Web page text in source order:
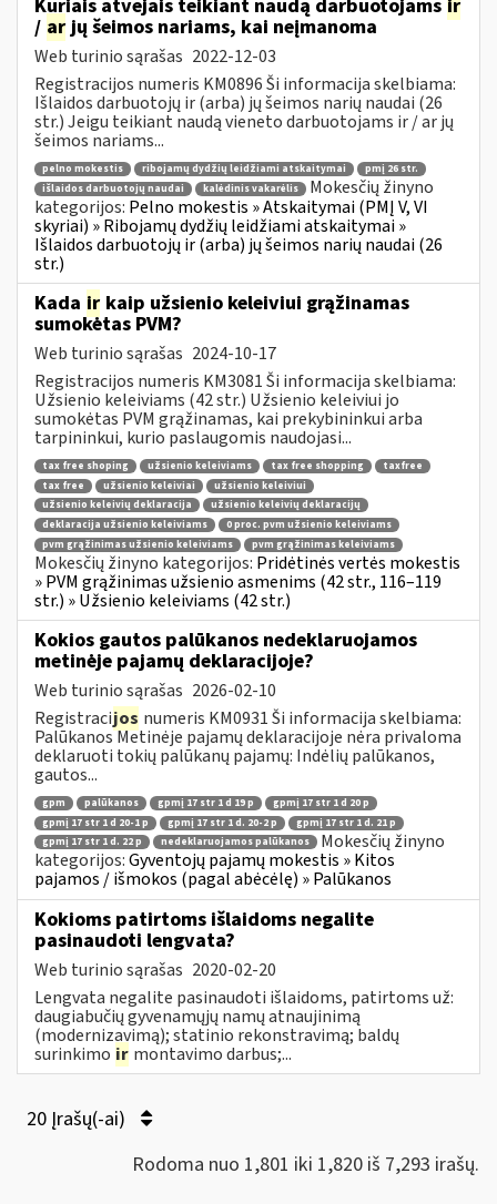
Kuriais atvejais teikiant naudą darbuotojams ir
/ arjų šeimos nariams, kai neįmanoma
Web turinio sąrašas 2022-12-03
Registracijos numeris KM0896 Ši informacija skelbiama:
Išlaidos darbuotojų ir (arba) jų šeimos narių naudai (26
str.) Jeigu teikiant naudą vieneto darbuotojams ir / ar jų
šeimos nariams...
pelno mokestis ribojamų dydžių leidžiami atskaitymai
pmį 26 str.
išlaidos darbuotojų naudai
kalėdinis vakarėlis
Mokesčių žinyno
kategorijos: Pelno mokestis » Atskaitymai (PMĮ V, VI
skyriai) » Ribojamų dydžių leidžiami atskaitymai »
Išlaidos darbuotojų ir (arba) jų šeimos narių naudai (26
str.)
Kada ir kaip užsienio keleiviui grąžinamas
sumokėtas PVM?
Web turinio sąrašas 2024-10-17
Registracijos numeris KM3081 Ši informacija skelbiama:
Užsienio keleiviams (42 str.) Užsienio keleiviui jo
sumokėtas PVM grąžinamas, kai prekybininkui arba
tarpininkui, kurio paslaugomis naudojasi...
tax free shoping užsienio keleiviams tax free shopping
taxfree
tax free
užsienio keleiviai
užsienio keleiviui
užsienio keleivių deklaracija
užsienio keleivių deklaracijų
deklaracija užsienio keleiviams
0 proc. pvm užsienio keleiviams
pvm grąžinimas užsienio keleiviams
pvm grąžinimas keleiviams
Mokesčių žinyno kategorijos: Pridėtinės vertės mokestis
» PVM grąžinimas užsienio asmenims (42 str., 116–119
str.) » Užsienio keleiviams (42 str.)
Kokios gautos palūkanos nedeklaruojamos
metinėje pajamų deklaracijoje?
Web turinio sąrašas 2026-02-10
Registracijos numeris KM0931 Ši informacija skelbiama:
Palūkanos Metinėje pajamų deklaracijoje nėra privaloma
deklaruoti tokių palūkanų pajamų: Indėlių palūkanos,
gautos...
gpm palūkanos gpmį 17 str 1 d 19 p
gpmį 17 str 1 d 20 p
gpmį 17 str 1 d 20-1 p
gpmį 17 str 1 d. 20-2 p
gpmį 17 str 1 d. 21 p
gpmį 17 str 1 d. 22 p
nedeklaruojamos palūkanos
Mokesčių žinyno
kategorijos:Gyventojų pajamų mokestis » Kitos
pajamos / išmokos (pagal abėcėlę) » Palūkanos
Kokioms patirtoms išlaidoms negalite
pasinaudoti lengvata?
Web turinio sąrašas 2020-02-20
Lengvata negalite pasinaudoti išlaidoms, patirtoms už:
daugiabučių gyvenamųjų namų atnaujinimą
(modernizavimą); statinio rekonstravimą; baldų
surinkimo ir montavimo darbus;...
20 Įrašų(-ai)
Rodoma nuo 1,801 iki 1,820 iš 7,293 irašų.